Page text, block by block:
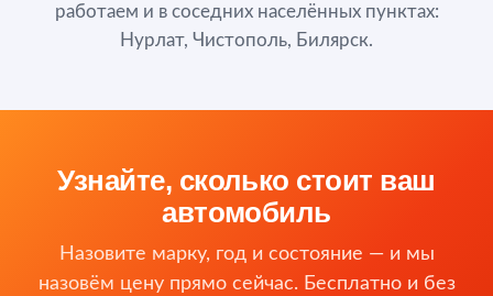
работаем и в соседних населённых пунктах:
Нурлат, Чистополь, Билярск.
Узнайте, сколько стоит ваш
автомобиль
Назовите марку, год и состояние — и мы
назовём цену прямо сейчас. Бесплатно и без